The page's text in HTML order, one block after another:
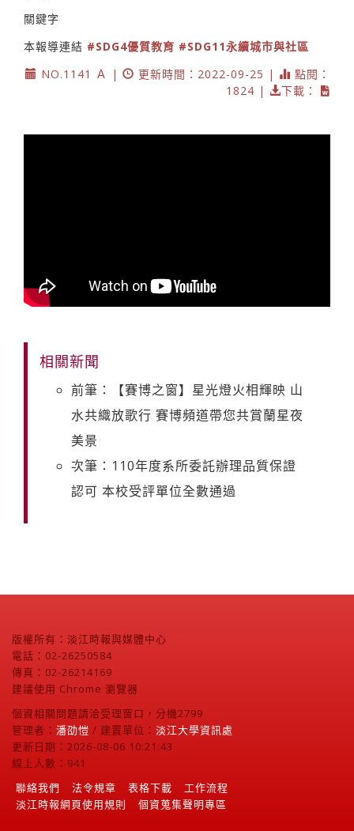
關鍵字
本報導連結 #SDG4優質教育 #SDG11永續城市與社區
NO.1141 Ａ |
更新時間：2022-09-25 |
點閱：
1824 |
下載：
相關新聞
前筆：【賽博之窗】星光燈火相輝映 山
水共織放歌行 賽博頻道帶您共賞蘭星夜
美景
次筆：110年度系所委託辦理品質保證
認可 本校受評單位全數通過
版權所有：淡江時報與媒體中心
電話：02-26250584
傳真：02-26214169
建議使用 Chrome 瀏覽器
個資相關問題請洽受理窗口，分機2799
管理者： 潘劭愷 / 建置單位： 淡江大學資訊處
更新日期：2026-08-06 10:21:43
線上人數：941
聯絡我們
法令規章 表格下載
工作流程
淡江時報網頁使用規則
個資蒐集聲明專區